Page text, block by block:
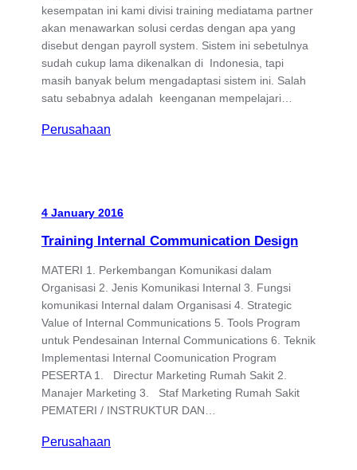
kesempatan ini kami divisi training mediatama partner
akan menawarkan solusi cerdas dengan apa yang
disebut dengan payroll system. Sistem ini sebetulnya
sudah cukup lama dikenalkan di Indonesia, tapi
masih banyak belum mengadaptasi sistem ini. Salah
satu sebabnya adalah keenganan mempelajari…
Perusahaan
4 January 2016
Training Internal Communication Design
MATERI 1. Perkembangan Komunikasi dalam
Organisasi 2. Jenis Komunikasi Internal 3. Fungsi
komunikasi Internal dalam Organisasi 4. Strategic
Value of Internal Communications 5. Tools Program
untuk Pendesainan Internal Communications 6. Teknik
Implementasi Internal Coomunication Program
PESERTA 1. Directur Marketing Rumah Sakit 2.
Manajer Marketing 3. Staf Marketing Rumah Sakit
PEMATERI / INSTRUKTUR DAN…
Perusahaan